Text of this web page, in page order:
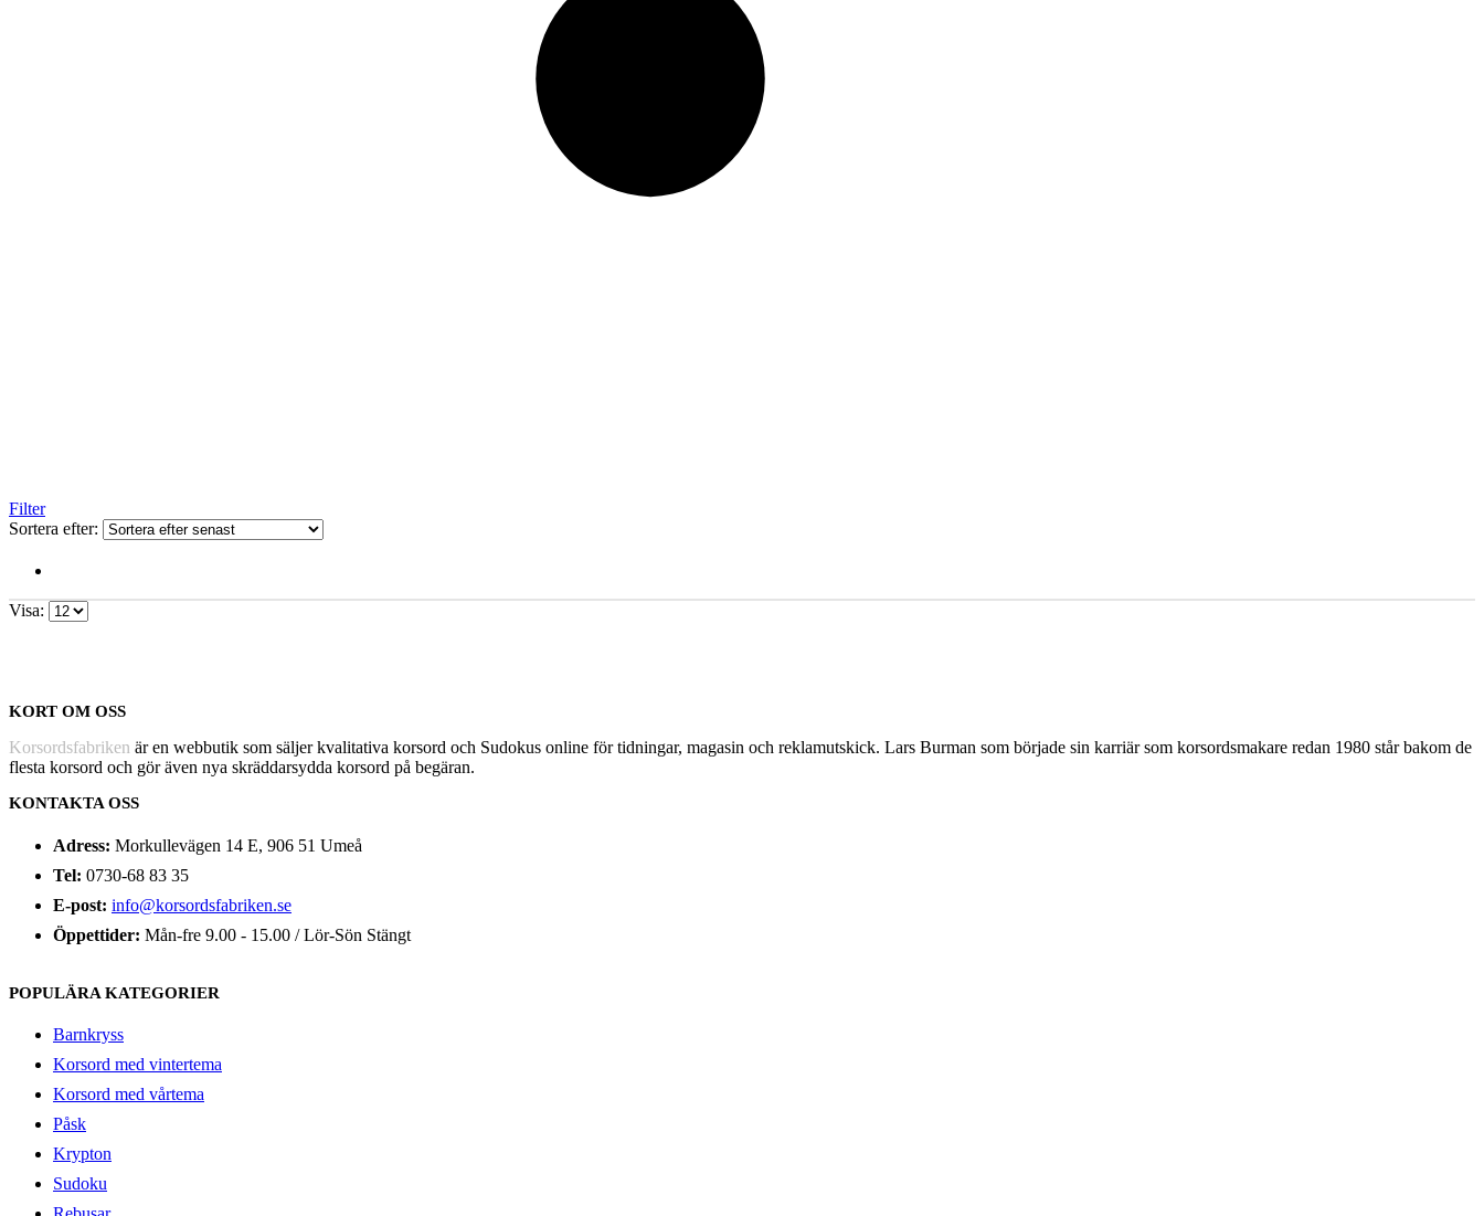
Filter
Sortera efter:
Visa:
KORT OM OSS
Korsordsfabriken är en webbutik som säljer kvalitativa korsord och Sudokus online för tidningar, magasin och reklamutskick. Lars Burman som började sin karriär som korsordsmakare redan 1980 står bakom de
flesta korsord och gör även nya skräddarsydda korsord på begäran.
KONTAKTA OSS
Adress: Morkullevägen 14 E, 906 51 Umeå
Tel: 0730-68 83 35
E-post: info@korsordsfabriken.se
Öppettider: Mån-fre 9.00 - 15.00 / Lör-Sön Stängt
POPULÄRA KATEGORIER
Barnkryss
Korsord med vintertema
Korsord med vårtema
Påsk
Krypton
Sudoku